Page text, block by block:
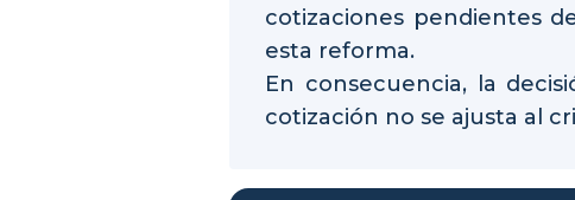
cotizaciones pendientes
esta reforma.
En consecuencia, la
cotización no se ajusta al